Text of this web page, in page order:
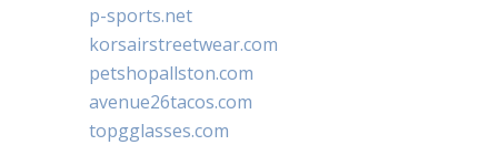
p-sports.net
korsairstreetwear.com
petshopallston.com
avenue26tacos.com
topgglasses.com